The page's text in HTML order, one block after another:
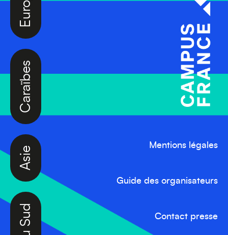
Asie
Caraïbes
Mentions légales
Guide des organisateurs
Contact presse